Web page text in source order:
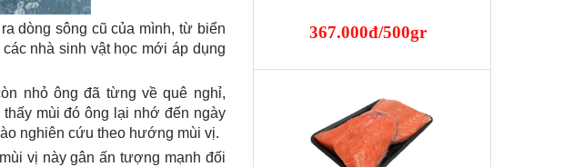
dòng sông cũ của mình, từ biển
nhà sinh vật học mới áp dụng
nhỏ ông đã từng về quê nghỉ,
mùi đó ông lại nhớ đến ngày
nghiên cứu theo hướng mùi vị.
vị này gân ấn tượng mạnh đối
367.000đ/500gr